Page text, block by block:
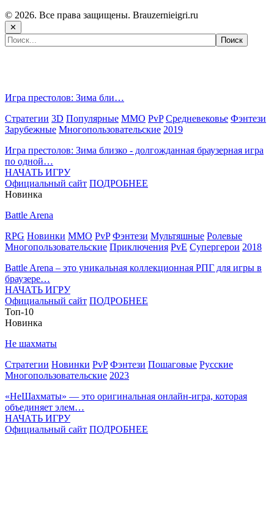
© 2026. Все права защищены. Brauzernieigri.ru
✕
Игра престолов: Зима бли…
Стратегии 3D Популярные MMO PvP Средневековье Фэнтези
Зарубежные Многопользовательские 2019
Игра престолов: Зима близко - долгожданная браузерная игра
по одной…
НАЧАТЬ ИГРУ
Официальный сайт ПОДРОБНЕЕ
Новинка
Battle Arena
RPG Новинки MMO PvP Фэнтези Мультяшные Ролевые
Многопользовательские Приключения PvE Супергерои 2018
Battle Arena – это уникальная коллекционная РПГ для игры в
браузере…
НАЧАТЬ ИГРУ
Официальный сайт ПОДРОБНЕЕ
Топ-10
Новинка
Не шахматы
Стратегии Новинки PvP Фэнтези Пошаговые Русские
Многопользовательские 2023
«НеШахматы» — это оригинальная онлайн-игра, которая
объединяет элем…
НАЧАТЬ ИГРУ
Официальный сайт ПОДРОБНЕЕ